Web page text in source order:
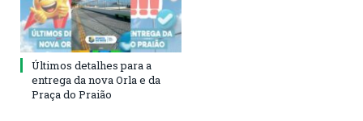
Últimos detalhes para a
entrega da nova Orla e da
Praça do Praião